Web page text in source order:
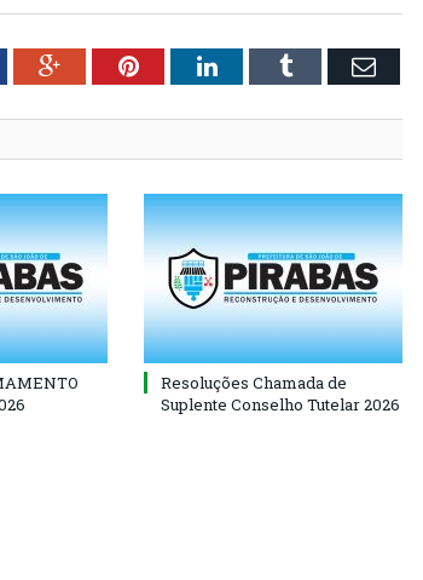
Google+PinterestLinkedInTumblr Email
Resoluções Chamada de
Suplente Conselho Tutelar 2026